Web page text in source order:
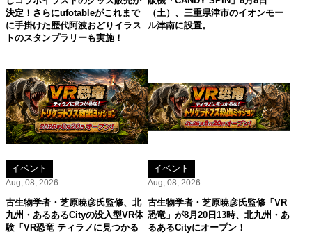
決定！さらにufotableがこれまで
に手掛けた歴代阿波おどりイラス
トのスタンプラリーも実施！
（土）、三重県津市のイオンモー
ル津南に設置。
イベント
Aug, 08, 2026
古生物学者・芝原暁彦氏監修、北
九州・あるあるCityの没入型VR体
験「VR恐竜 ティラノに見つかる
イベント
Aug, 08, 2026
古生物学者・芝原暁彦氏監修「VR
恐竜」が8月20日13時、北九州・あ
るあるCityにオープン！